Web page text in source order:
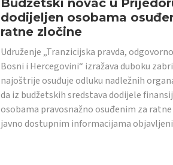
dodijeljen osobama
ratne zločine
Udruženje „Tranzicijska pravda,
Bosni i Hercegovini“ izražava duboku
najoštrije osuđuje odluku nadležnih
da iz budžetskih sredstava dodijele
osobama pravosnažno osuđenim za
javno dostupnim informacijama